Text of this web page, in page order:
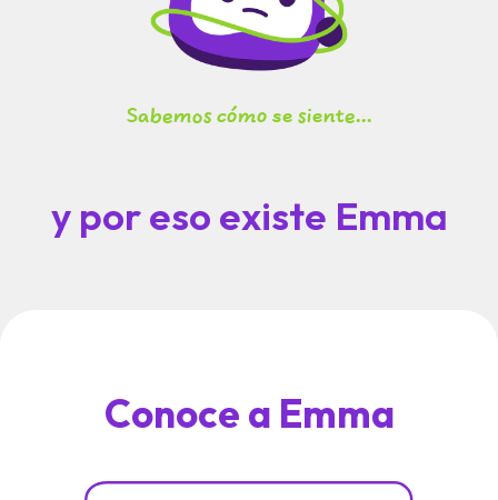
Sabemos cómo se siente...
y por eso existe Emma
Conoce a Emma